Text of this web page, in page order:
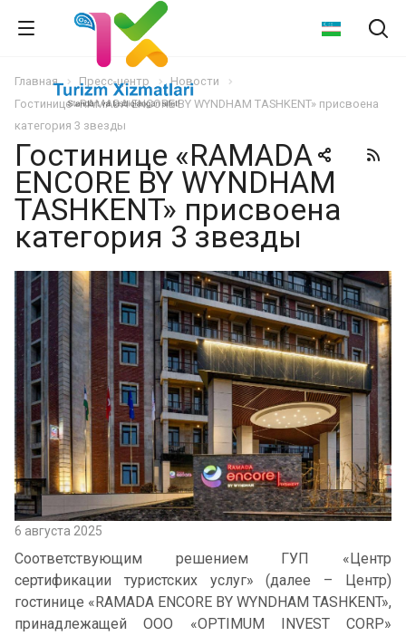
Главная Пресс-центр
Новости
Гостинице «RAMADA ENCORE BY WYNDHAM TASHKENT» присвоена
категория 3 звезды
Гостинице «RAMADA
ENCORE BY WYNDHAM
TASHKENT» присвоена
категория 3 звезды
6 августа 2025
Соответствующим решением ГУП «Центр
сертификации туристских услуг» (далее – Центр)
гостинице «RAMADA ENCORE BY WYNDHAM TASHKENT»,
принадлежащей ООО «OPTIMUM INVEST CORP»